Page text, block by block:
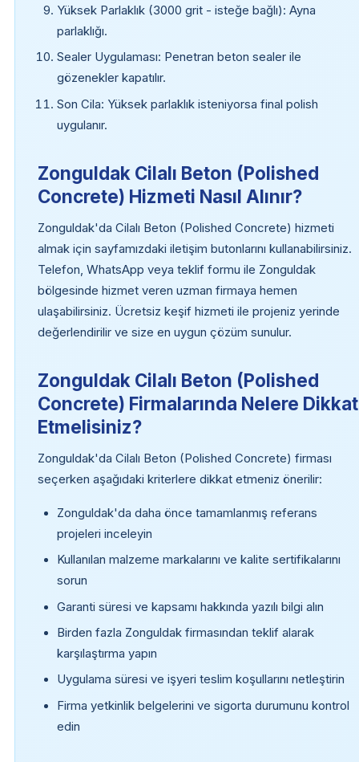
Yüksek Parlaklık (3000 grit - isteğe bağlı): Ayna
parlaklığı.
Sealer Uygulaması: Penetran beton sealer ile
gözenekler kapatılır.
Son Cila: Yüksek parlaklık isteniyorsa final polish
uygulanır.
Zonguldak Cilalı Beton (Polished
Concrete) Hizmeti Nasıl Alınır?
Zonguldak'da Cilalı Beton (Polished Concrete) hizmeti
almak için sayfamızdaki iletişim butonlarını kullanabilirsiniz.
Telefon, WhatsApp veya teklif formu ile Zonguldak
bölgesinde hizmet veren uzman firmaya hemen
ulaşabilirsiniz. Ücretsiz keşif hizmeti ile projeniz yerinde
değerlendirilir ve size en uygun çözüm sunulur.
Zonguldak Cilalı Beton (Polished
Concrete) Firmalarında Nelere Dikkat
Etmelisiniz?
Zonguldak'da Cilalı Beton (Polished Concrete) firması
seçerken aşağıdaki kriterlere dikkat etmeniz önerilir:
Zonguldak'da daha önce tamamlanmış referans
projeleri inceleyin
Kullanılan malzeme markalarını ve kalite sertifikalarını
sorun
Garanti süresi ve kapsamı hakkında yazılı bilgi alın
Birden fazla Zonguldak firmasından teklif alarak
karşılaştırma yapın
Uygulama süresi ve işyeri teslim koşullarını netleştirin
Firma yetkinlik belgelerini ve sigorta durumunu kontrol
edin